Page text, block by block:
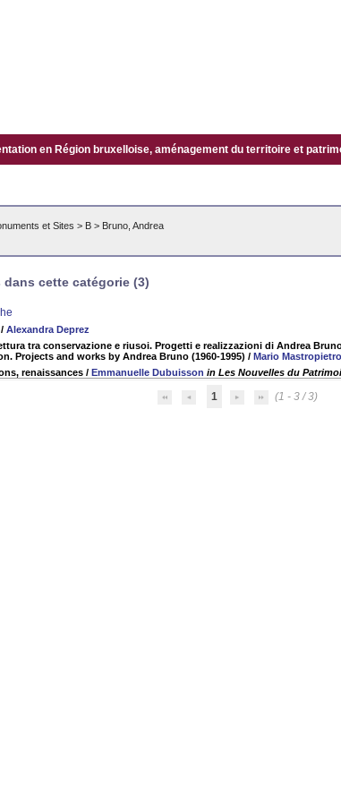
en Région bruxelloise, aménagement du territoire et
et Sites > B > Bruno, Andrea
cette catégorie (3)
/ Alexandra Deprez
tra conservazione e riusoi. Progetti e realizzazioni di Andrea
Projects and works by Andrea Bruno (1960-1995) / Mario Mastropietro
renaissances / Emmanuelle Dubuisson in Les Nouvelles du
1 (1 - 3 / 3)